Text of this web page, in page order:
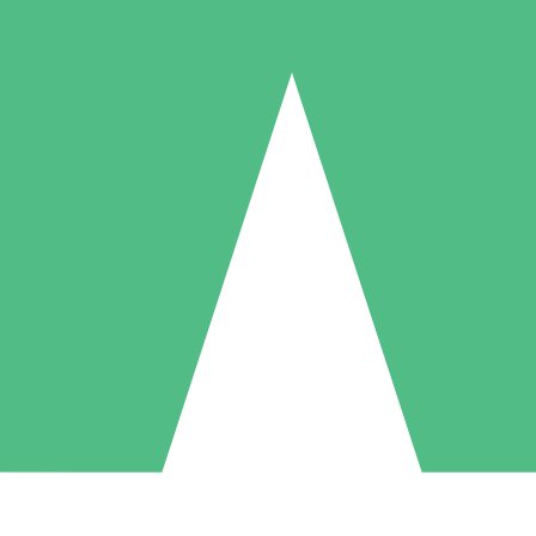
Packs de Crédits Individuels
à l'utilisation avec des crédits de téléchargement. Sans engagement
5 Téléchargements
US$